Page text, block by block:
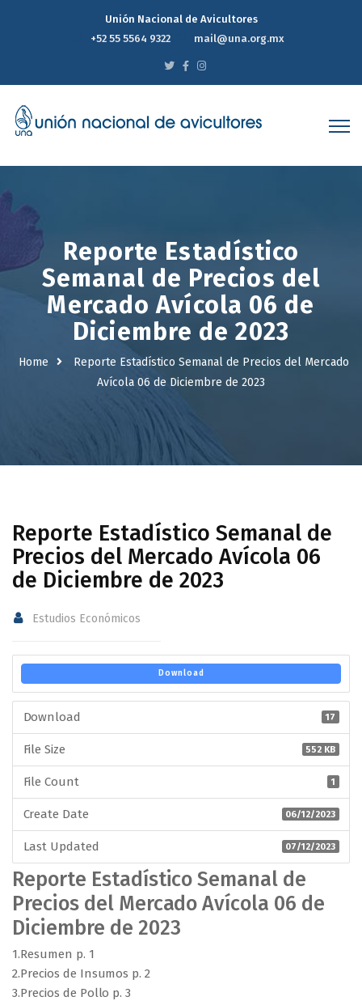
Unión Nacional de Avicultores
+52 55 5564 9322
mail@una.org.mx
Reporte Estadístico
Semanal de Precios del
Mercado Avícola 06 de
Diciembre de 2023
Home
Reporte Estadístico Semanal de Precios del Mercado
Avícola 06 de Diciembre de 2023
Reporte Estadístico Semanal de
Precios del Mercado Avícola 06
de Diciembre de 2023
Estudios Económicos
Download
Download 17
File Size 552 KB
File Count 1
Create Date 06/12/2023
Last Updated 07/12/2023
Reporte Estadístico Semanal de
Precios del Mercado Avícola 06 de
Diciembre de 2023
1.Resumen p. 1
2.Precios de Insumos p. 2
3.Precios de Pollo p. 3